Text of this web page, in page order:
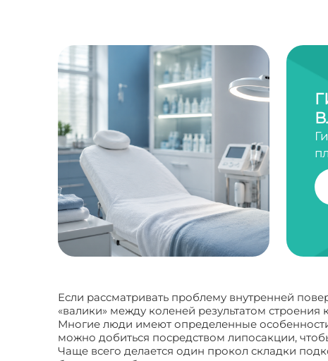
Если рассматривать проблему внутренней
«валики» между коленей результатом
Многие люди имеют определенные
можно добиться посредством липосакции,
Чаще всего делается один прокол складки